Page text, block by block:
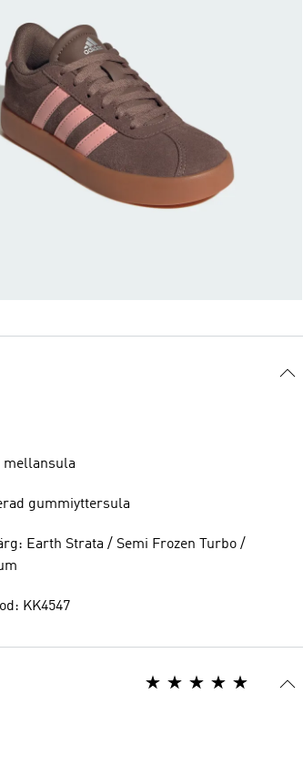
mellansula
gummiyttersula
Earth Strata / Semi Frozen Turbo /
KK4547